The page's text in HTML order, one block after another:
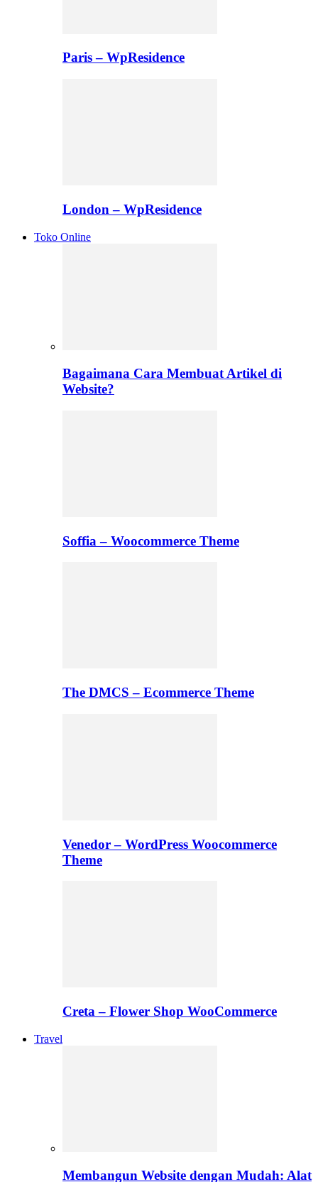
Paris – WpResidence
London – WpResidence
Toko Online
Bagaimana Cara Membuat Artikel di
Website?
Soffia – Woocommerce Theme
The DMCS – Ecommerce Theme
Venedor – WordPress Woocommerce
Theme
Creta – Flower Shop WooCommerce
Travel
Membangun Website dengan Mudah: Alat